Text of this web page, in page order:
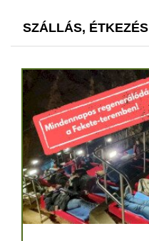
SZÁLLÁS, ÉTKEZÉS